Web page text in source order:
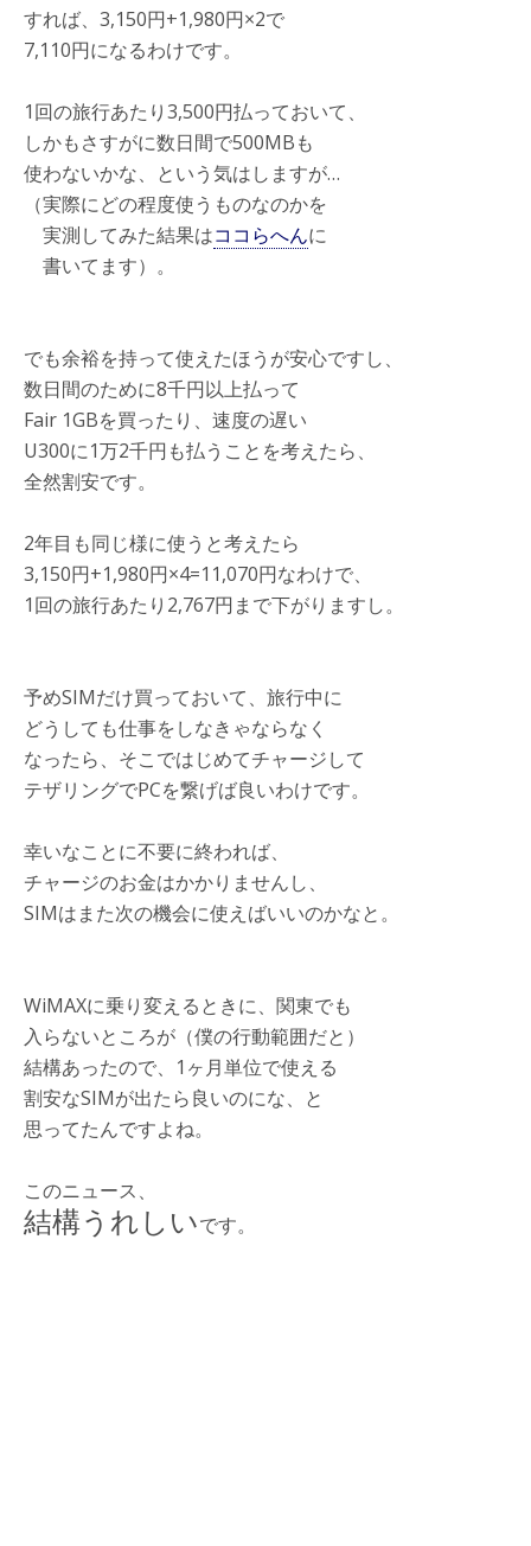
すれば、3,150円+1,980円×2で
7,110円になるわけです。
1回の旅行あたり3,500円払っておいて、
しかもさすがに数日間で500MBも
使わないかな、という気はしますが…
（実際にどの程度使うものなのかを
実測してみた結果はココらへんに
書いてます）。
でも余裕を持って使えたほうが安心ですし、
数日間のために8千円以上払って
Fair 1GBを買ったり、速度の遅い
U300に1万2千円も払うことを考えたら、
全然割安です。
2年目も同じ様に使うと考えたら
3,150円+1,980円×4=11,070円なわけで、
1回の旅行あたり2,767円まで下がりますし。
予めSIMだけ買っておいて、旅行中に
どうしても仕事をしなきゃならなく
なったら、そこではじめてチャージして
テザリングでPCを繋げば良いわけです。
幸いなことに不要に終われば、
チャージのお金はかかりませんし、
SIMはまた次の機会に使えばいいのかなと。
WiMAXに乗り変えるときに、関東でも
入らないところが（僕の行動範囲だと）
結構あったので、1ヶ月単位で使える
割安なSIMが出たら良いのにな、と
思ってたんですよね。
このニュース、
結構うれしいです。